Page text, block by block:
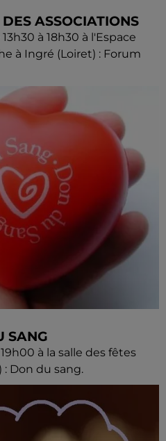
ASSOCIATIONS
à 18h30 à l'Espace
à Ingré (Loiret) : Forum
SANG
à la salle des fêtes
: Don du sang.